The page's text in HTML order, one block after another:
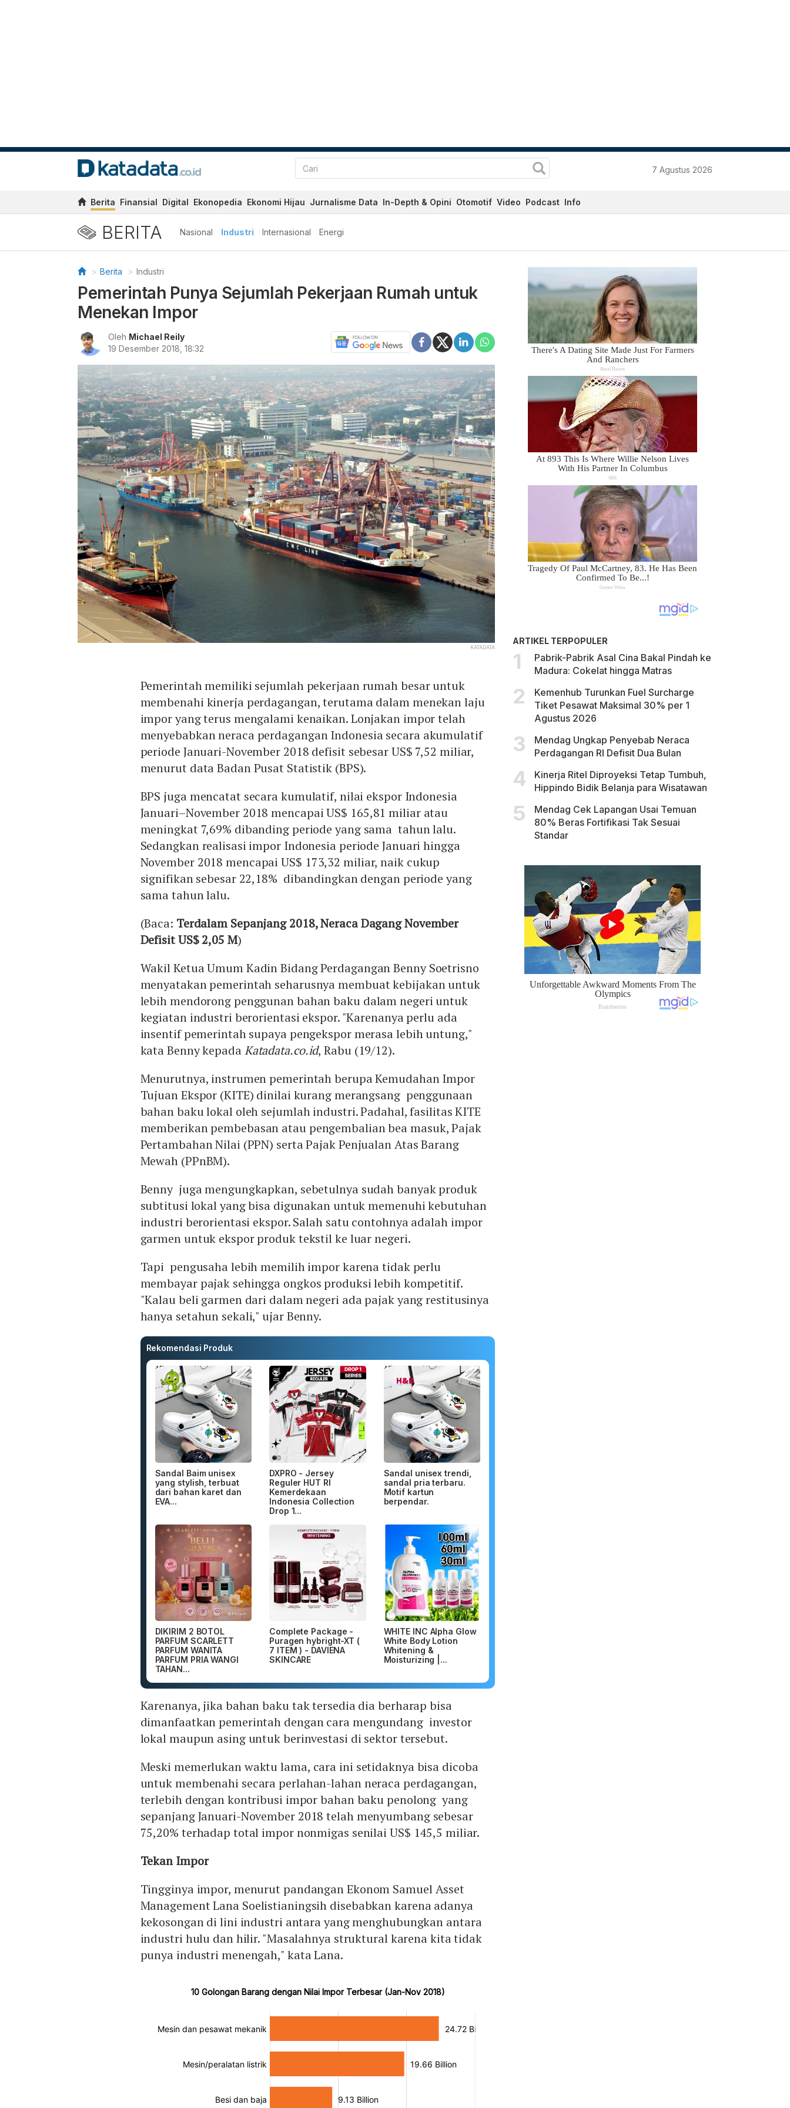
7 Agustus 2026
Berita Finansial Digital Ekonopedia Ekonomi Hijau Jurnalisme Data In-Depth & Opini Otomotif Video Podcast Info
BERITA Nasional Industri Internasional Energi
Berita Industri
Pemerintah Punya Sejumlah Pekerjaan Rumah untuk
Menekan Impor
Oleh Michael Reily
19 Desember 2018, 18:32
KATADATA
Pemerintah memiliki sejumlah pekerjaan rumah besar untuk
membenahi kinerja perdagangan, terutama dalam menekan laju
impor yang terus mengalami kenaikan. Lonjakan impor telah
menyebabkan neraca perdagangan Indonesia secara akumulatif
periode Januari-November 2018 defisit sebesar US$ 7,52 miliar,
menurut data Badan Pusat Statistik (BPS).
BPS juga mencatat secara kumulatif, nilai ekspor Indonesia
Januari–November 2018 mencapai US$ 165,81 miliar atau
meningkat 7,69% dibanding periode yang sama tahun lalu.
Sedangkan realisasi impor Indonesia periode Januari hingga
November 2018 mencapai US$ 173,32 miliar, naik cukup
signifikan sebesar 22,18% dibandingkan dengan periode yang
sama tahun lalu.
(Baca: Terdalam Sepanjang 2018, Neraca Dagang November
Defisit US$ 2,05 M)
Wakil Ketua Umum Kadin Bidang Perdagangan Benny Soetrisno
menyatakan pemerintah seharusnya membuat kebijakan untuk
lebih mendorong penggunan bahan baku dalam negeri untuk
kegiatan industri berorientasi ekspor. "Karenanya perlu ada
insentif pemerintah supaya pengekspor merasa lebih untung,"
kata Benny kepadaKatadata.co.id, Rabu (19/12).
Menurutnya, instrumen pemerintah berupa Kemudahan Impor
Tujuan Ekspor (KITE) dinilai kurang merangsang penggunaan
bahan baku lokal oleh sejumlah industri. Padahal, fasilitas KITE
memberikan pembebasan atau pengembalian bea masuk, Pajak
Pertambahan Nilai (PPN) serta Pajak Penjualan Atas Barang
Mewah (PPnBM).
Benny juga mengungkapkan, sebetulnya sudah banyak produk
subtitusi lokal yang bisa digunakan untuk memenuhi kebutuhan
industri berorientasi ekspor. Salah satu contohnya adalah impor
garmen untuk ekspor produk tekstil ke luar negeri.
Tapi pengusaha lebih memilih impor karena tidak perlu
membayar pajak sehingga ongkos produksi lebih kompetitif.
"Kalau beli garmen dari dalam negeri ada pajak yang restitusinya
hanya setahun sekali," ujar Benny.
Rekomendasi Produk
Sandal Baim unisex
yang stylish, terbuat
dari bahan karet dan
EVA...
DXPRO - Jersey
Reguler HUT RI
Kemerdekaan
Indonesia Collection
Drop 1...
Sandal unisex trendi,
sandal pria terbaru.
Motif kartun
berpendar.
DIKIRIM 2 BOTOL
PARFUM SCARLETT
PARFUM WANITA
PARFUM PRIA WANGI
TAHAN...
Complete Package -
Puragen hybright-XT (
7 ITEM ) - DAVIENA
SKINCARE
WHITE INC Alpha Glow
White Body Lotion
Whitening &
Moisturizing |...
Karenanya, jika bahan baku tak tersedia dia berharap bisa
dimanfaatkan pemerintah dengan cara mengundang investor
lokal maupun asing untuk berinvestasi di sektor tersebut.
Meski memerlukan waktu lama, cara ini setidaknya bisa dicoba
untuk membenahi secara perlahan-lahan neraca perdagangan,
terlebih dengan kontribusi impor bahan baku penolong yang
sepanjang Januari-November 2018 telah menyumbang sebesar
75,20% terhadap total impor nonmigas senilai US$ 145,5 miliar.
Tekan Impor
Tingginya impor, menurut pandangan Ekonom Samuel Asset
Management Lana Soelistianingsih disebabkan karena adanya
kekosongan di lini industri antara yang menghubungkan antara
industri hulu dan hilir. "Masalahnya struktural karena kita tidak
punya industri menengah," kata Lana.
ARTIKEL TERPOPULER
Pabrik-Pabrik Asal Cina Bakal Pindah ke
Madura: Cokelat hingga Matras
Kemenhub Turunkan Fuel Surcharge
Tiket Pesawat Maksimal 30% per 1
Agustus 2026
Mendag Ungkap Penyebab Neraca
Perdagangan RI Defisit Dua Bulan
Kinerja Ritel Diproyeksi Tetap Tumbuh,
Hippindo Bidik Belanja para Wisatawan
Mendag Cek Lapangan Usai Temuan
80% Beras Fortifikasi Tak Sesuai
Standar